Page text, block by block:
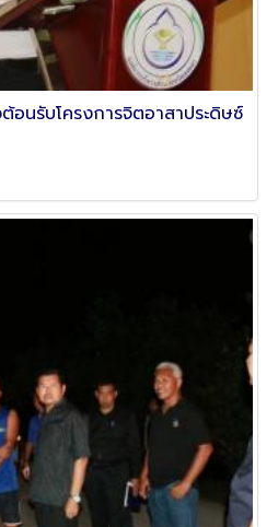
นรับโครงการจิตอาสาประดิษซ์